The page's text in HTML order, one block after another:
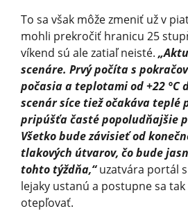
To sa však môže zmeniť už v
mohli prekročiť hranicu 25
víkend sú ale zatiaľ neisté.
scenáre. Prvý počíta s
počasia a teplotami od +22 °C
scenár síce tiež očakáva teplé
pripúšťa časté popoludňajšie
Všetko bude závisieť od
tlakových útvarov, čo bude
tohto týždňa,“uzatvára portál
lejaky ustanú a postupne sa
otepľovať.